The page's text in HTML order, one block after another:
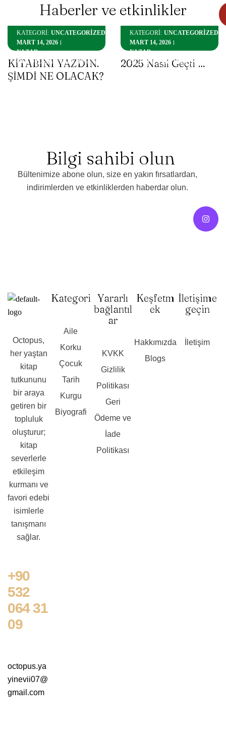
Haberler ve etkinlikler
KİTABINI YAZDIN.
ŞİMDİ NE OLACAK?
MART 14, 2026
KATEGORİ: UNCATEGORIZED
YAZAR:
OCTOPUS.YAYINEVII07@GMAIL.COM2025 Nasıl Geçti …
MART 14, 2026
KATEGORİ: UNCATEGORIZED
YAZAR:
Bilgi sahibi olun
Bültenimize abone olun, size en yakın fırsatlardan,
indirimlerden ve etkinliklerden haberdar olun.
Octopus,
her yaştan
kitap
tutkununu
bir araya
getiren bir
topluluk
oluşturur;
kitap
severlerle
etkileşim
kurmanı ve
favori edebi
isimlerle
tanışmanı
sağlar.
+90
532
064 31
09
octopus.ya
yinevii07@
gmail.com
Kategori
Aile
Korku
Çocuk
Tarih
Kurgu
Biyografi
Yararlı
bağlantıl
ar
KVKK
Gizlilik
Politikası
Geri
Ödeme ve
İade
Politikası
Keşfetm
ek
Hakkımızda
Blogs
İletişime
geçin
İletişim